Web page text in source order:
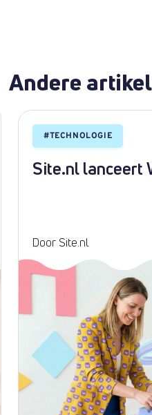
Andere
#TECHNOLOGIE
Site.nl lanceert
Door Site.nl